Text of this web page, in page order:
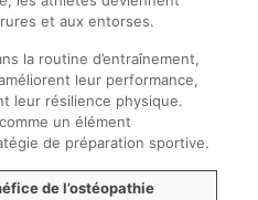
et aux entorses.
la routine d’entraînement,
leur performance,
leur résilience physique.
un élément
de préparation sportive.
de l’ostéopathie